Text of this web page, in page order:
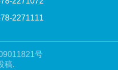
2271111
号
稿.